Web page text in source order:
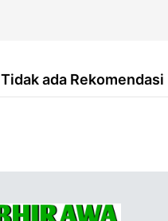
Tidak ada Rekomendasi